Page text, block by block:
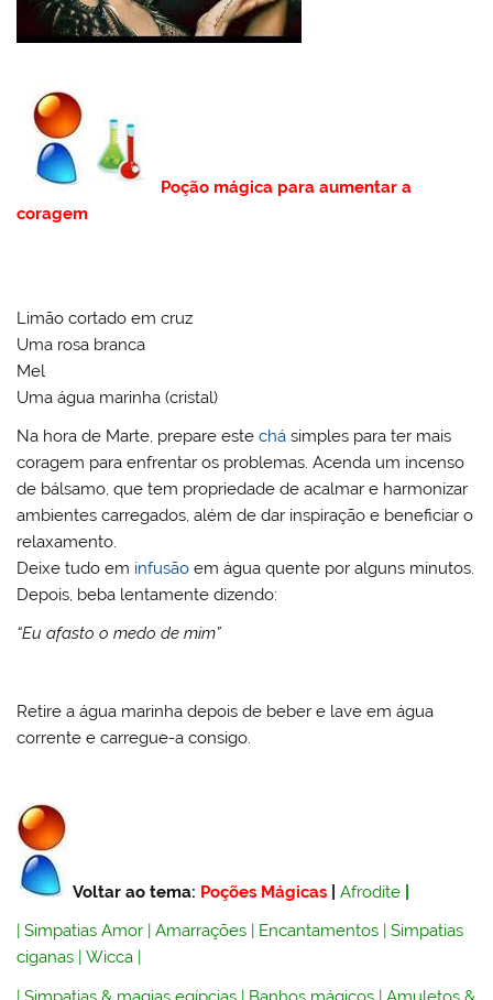
Poção mágica para aumentar a
coragem
Limão cortado em cruz
Uma rosa branca
Mel
Uma água marinha (cristal)
Na hora de Marte, prepare estechá simples para ter mais
coragem para enfrentar os problemas. Acenda um incenso
de bálsamo, que tem propriedade de acalmar e harmonizar
ambientes carregados, além de dar inspiração e beneficiar o
relaxamento.
Deixe tudo em infusão em água quente por alguns minutos.
Depois, beba lentamente dizendo:
“Eu afasto o medo de mim”
Retire a água marinha depois de beber e lave em água
corrente e carregue-a consigo.
Voltar ao tema: Poções Mágicas |Afrodite
|Simpatias Amor |Amarrações Encantamentos |Simpatias
ciganas |Wicca